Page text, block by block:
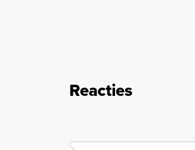
Reacties